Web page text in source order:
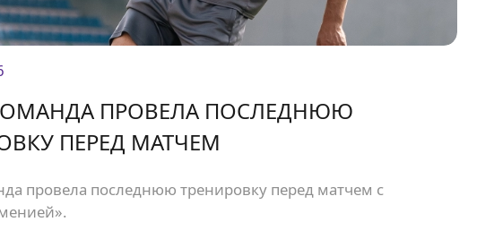
ПРОВЕЛА ПОСЛЕДНЮЮ
ПЕРЕД МАТЧЕМ
провела последнюю тренировку перед матчем с